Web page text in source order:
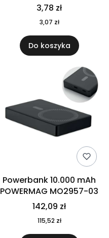
3,78 zł
3,07 zł
Do koszyka
Powerbank 10.000 mAh
POWERMAG MO2957-03
142,09 zł
115,52 zł